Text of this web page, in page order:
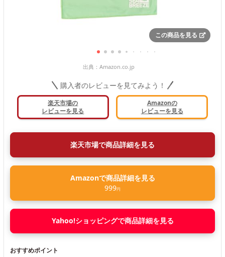
この商品を見る
出典： Amazon.co.jp
購入者のレビューを見てみよう！
楽天市場の
レビューを見る
Amazonの
レビューを見る
楽天市場で商品詳細を見る
Amazonで商品詳細を見る
999円
Yahoo!ショッピングで商品詳細を見る
おすすめポイント